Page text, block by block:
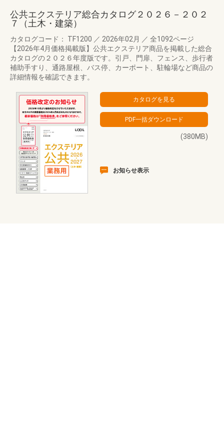
公共エクステリア総合カタログ２０２６－２０２
７（土木・建築）
カタログコード： TF1200 ／ 2026年02月 ／ 全1092ページ
【2026年4月価格掲載版】公共エクステリア商品を掲載した総合
カタログの２０２６年度版です。引戸、門扉、フェンス、歩行者
補助手すり、通路屋根、バス停、カーポート、駐輪場など商品の
詳細情報を確認できます。
(380MB)
お知らせ表示